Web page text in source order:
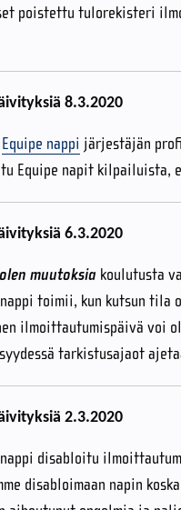
poistettu tulorekisteri
8.3.2020
Equipe nappi järjestäjän
Equipe napit kilpailuista,
6.3.2020
muutoksia koulutusta
toimii, kun kutsun tila
ilmoittautumispäivä voi
tarkistusajaot
2.3.2020
nappi disabloitu
disabloimaan napin